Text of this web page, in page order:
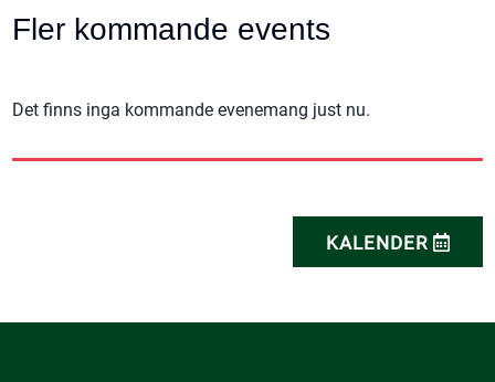
r
i
Fler kommande events
Det finns inga kommande evenemang just nu.
KALENDER